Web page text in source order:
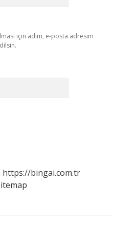
için adım, e-posta adresim
https://bingai.com.tr